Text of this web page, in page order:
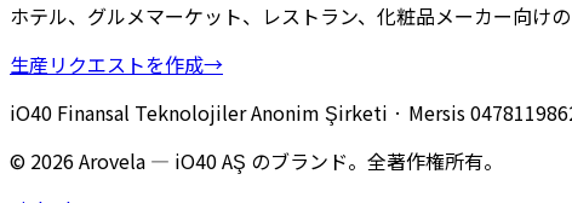
ホテル、グルメマーケット、レストラン、化粧品メーカー向け
生産リクエストを作成→
iO40 Finansal Teknolojiler Anonim Şirketi · Mersis
© 2026 Arovela — iO40 AŞ のブランド。全著作権所有。